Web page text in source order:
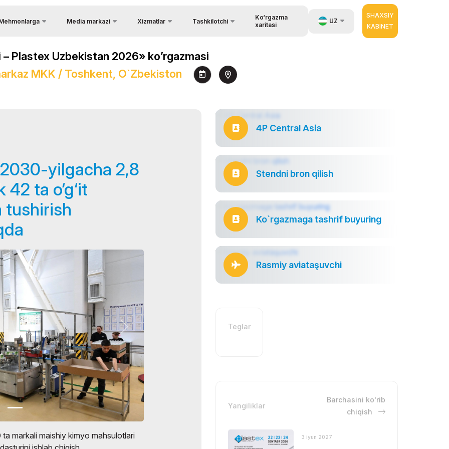
ish vaqti
turoperator
Media markazi
Video galereya
Press-relizlar
Xizmatlar
Yuklarni yetkazib berish.
Logistika
Tashkilotchi
Aloqa
Tashkilotchilar haqida
Ko‘rgazma
xaritasi
UZ
SHAXSIY
KABINET
Plastex Uzbekistan 2026» ko’rgazmasi
MKK / Toshkent, O`zbekiston
yilgacha 2,8
ta o‘g‘it
tushirish
markali maishiy kimyo mahsulotlari
4P Central Asia
Stendni bron qilish
Ko`rgazmaga tashrif buyuring
Rasmiy aviataşuvchi
Teglar
Yangiliklar
Barchasini ko'rib
chiqish
3 iyun 2027